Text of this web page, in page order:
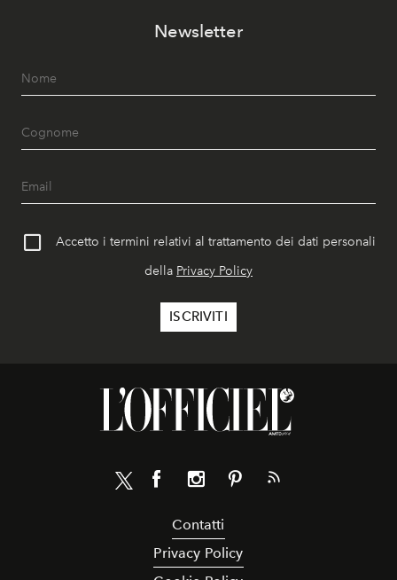
Newsletter
Accetto i termini relativi al trattamento dei dati personali
della Privacy Policy
Contatti
Privacy Policy